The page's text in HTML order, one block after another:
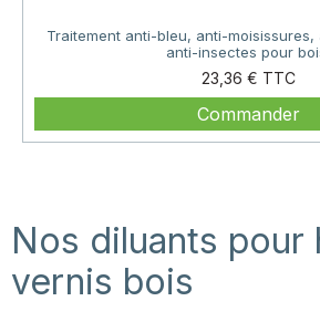
Traitement anti-bleu, anti-
anti-insectes pour
23,36 €
Prix
Commander
Nos diluants pour
vernis bois